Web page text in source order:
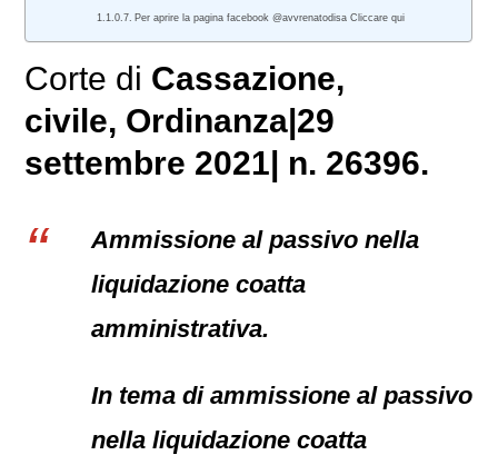
Per aprire la pagina facebook @avvrenatodisa Cliccare qui
Corte di Cassazione,
civile, Ordinanza|29
settembre 2021| n. 26396.
Ammissione al passivo nella
liquidazione coatta
amministrativa.
In tema di ammissione al passivo
nella liquidazione coatta